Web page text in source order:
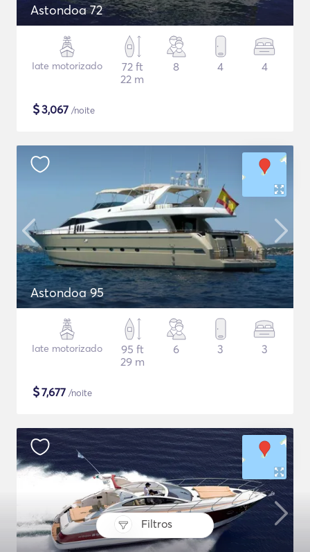
Filtros
Astondoa 72
Iate motorizado
72 ft
22 m
8 4 4
$3,067 /noite
Astondoa 95
Iate motorizado
95 ft
29 m
6 3 3
$7,677 /noite